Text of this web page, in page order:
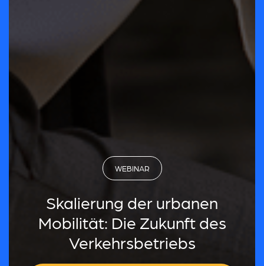
WEBINAR
Skalierung der urbanen
Mobilität: Die Zukunft des
Verkehrsbetriebs